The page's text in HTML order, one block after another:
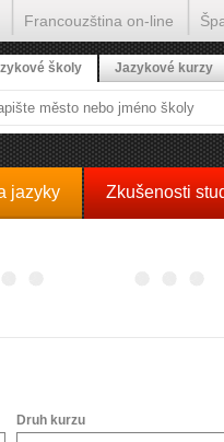
jazyky Zkušenosti
Druh kurzu
školy Jazykové kurzy
Francouzština on-line